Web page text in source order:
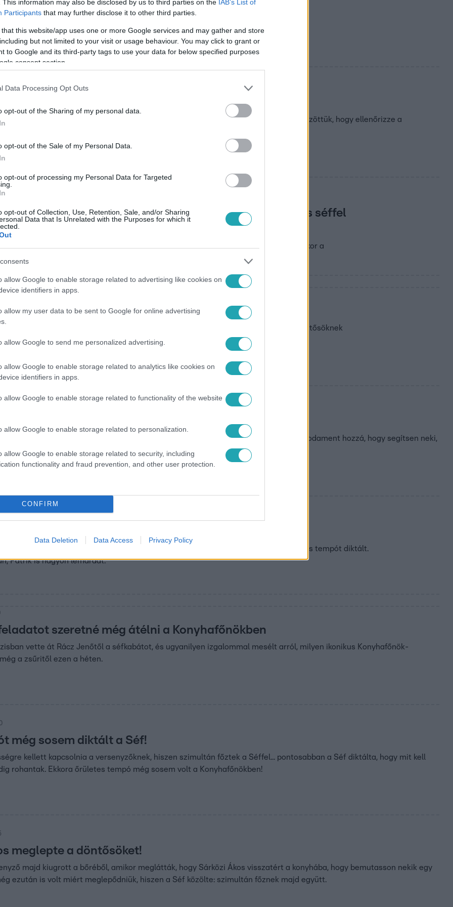
This information may also be disclosed by us to third parties on the IAB’s List of
Participants that may further disclose it to other third parties.
that this website/app uses one or more Google services and may gather and store
but not limited to your visit or usage behaviour. You may click to grant or
to Google and its third-party tags to use your data for below specified purposes
consent section.
Data Processing Opt Outs
opt-out of the Sharing of my personal data.
opt-out of the Sale of my Personal Data.
opt-out of processing my Personal Data for Targeted
opt-out of Collection, Use, Retention, Sale, and/or Sharing
Data that Is Unrelated with the Purposes for which it
allow Google to enable storage related to advertising like cookies on
identifiers in apps.
allow my user data to be sent to Google for online advertising
allow Google to send me personalized advertising.
allow Google to enable storage related to analytics like cookies on
identifiers in apps.
allow Google to enable storage related to functionality of the website
allow Google to enable storage related to personalization.
allow Google to enable storage related to security, including
functionality and fraud prevention, and other user protection.
CONFIRM
Data Deletion Data Access Privacy Policy
lemaradt főzés közben, ezért egyre idegesebb lett. „Annyira dobog a
csillagos séf étele kifogott a versenyzőkön
szimultán kellett elkészíteniük Tóth Szilárd ételét. Amikor azonban a séf körbejárt közöttük, hogy ellenőrizze a
főzés vár a hírességekre egy Michelin-csillagos séffel
nem fog kesztyűs kézzel bánni a versenyzőkkel! Részletek péntek este 20:10-kor a
következő részében az RTL Klubon.
Péter feladatán mindenki elvérzik? (08.11.)
feladatot hozott a versenyzőknek, amit a Konyhafőnök történetében eddig a döntősöknek
jön a szimultán főzés!
amikor már azt érezte, nem tudja utolérni magát főzés közben. Végül a séf odament hozzá, hogy segítsen neki,
sem tudott örülni a feszültségtől.
főzés ideje is. A döntősöknek óriási hajrában kellett futniuk a séf útán, aki gyors tempót diktált.
Patrik is nagyon lemaradt.
szeretné még átélni a Konyhafőnökben
vette át Rácz Jenőtől a séfkabátot, és ugyanilyen izgalommal mesélt arról, milyen ikonikus Konyhafőnök-
a zsűritől ezen a héten.
még sosem diktált a Séf!
kellett kapcsolnia a versenyzőknek, hiszen szimultán főztek a Séffel... pontosabban a Séf diktálta, hogy mit kell
rohantak. Ekkora őrületes tempó még sosem volt a Konyhafőnökben!
meglepte a döntősöket!
majd kiugrott a bőréből, amikor meglátták, hogy Sárközi Ákos visszatért a konyhába, hogy bemutasson nekik egy
ezután is volt miért meglepődniük, hiszen a Séf közölte: szimultán főznek majd együtt.